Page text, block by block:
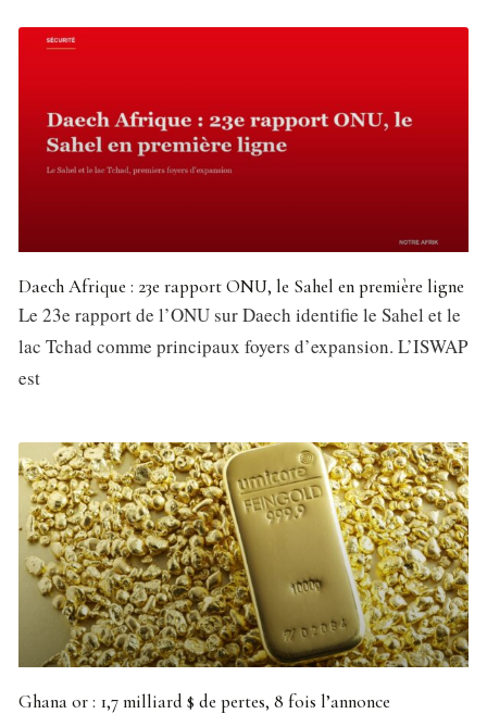
Daech Afrique : 23e rapport ONU, le Sahel en première ligne
Le 23e rapport de l’ONU sur Daech identifie le Sahel et le
lac Tchad comme principaux foyers d’expansion. L’ISWAP
est
Ghana or : 1,7 milliard $ de pertes, 8 fois l’annonce